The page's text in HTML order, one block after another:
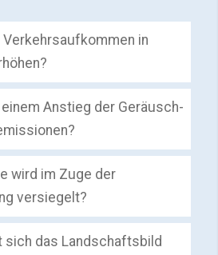
in
Anstieg der Geräusch-
wird im Zuge der
versiegelt?
sich das Landschaftsbild